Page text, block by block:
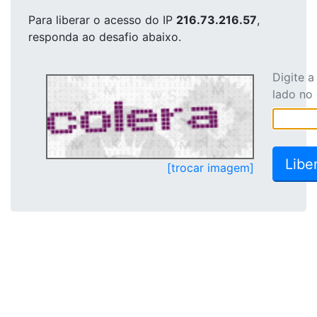
Para liberar o acesso do IP 216.73.216.57,
responda ao desafio abaixo.
[trocar imagem]
Digite
lado no